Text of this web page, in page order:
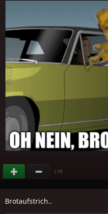
(-15)
Brotaufstrich..